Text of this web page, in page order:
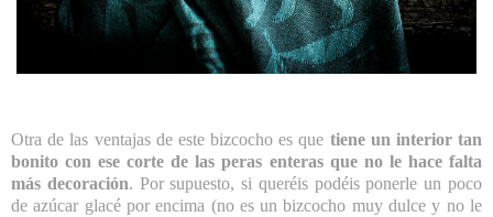
Otra de las ventajas de este bizcocho es que tiene un interior tan
bonito con ese corte de las peras enteras que no le hace falta
más decoración. Por supuesto, si queréis podéis ponerle un poco
de azúcar glacé por encima (no es un bizcocho muy dulce y no le